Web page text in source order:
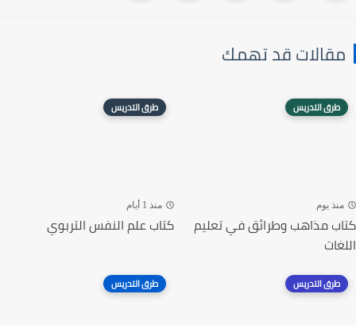
مقالات قد تهمك
طرق التدريس
منذ يوم
كتاب مذاهب وطرائق في تعليم
اللغات
طرق التدريس
منذ 1 أيام
كتاب علم النفس التربوي
طرق التدريس طرق التدريس